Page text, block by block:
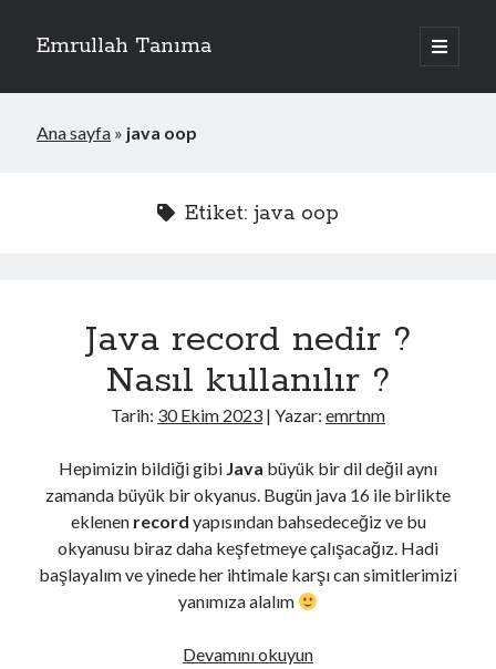
Emrullah Tanıma
ana
menüyü
Yan
Menü
Ana sayfa » java oop
Etiket: java oop
Java record nedir ?
Nasıl kullanılır ?
Tarih: 30 Ekim 2023 | Yazar: emrtnm
Hepimizin bildiği gibi Java büyük bir dil değil aynı
zamanda büyük bir okyanus. Bugün java 16 ile birlikte
eklenen record yapısından bahsedeceğiz ve bu
okyanusu biraz daha keşfetmeye çalışacağız. Hadi
başlayalım ve yinede her ihtimale karşı can simitlerimizi
yanımıza alalım
Devamını okuyunJava